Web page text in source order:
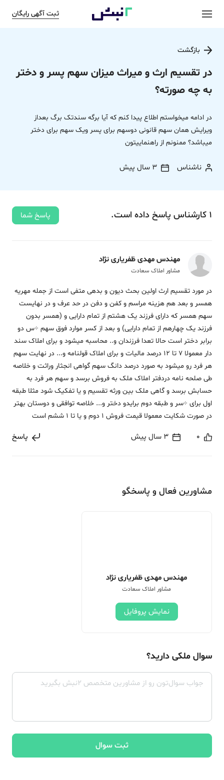
ثبت آگهی رایگان
بازگشت
در تقسیم ارث و میراث میزان سهم پسر و دختر
به چه صورته؟
در ادامه میخواستم اطلاع پیدا کنم که آیا برگه سندتک برگ بعداز
ویرایش همان سهم قانونی دوسهم برای پسر ویک سهم برای دختر
میباشد؟ ممنونم از راهنماییتون
ناشناس 3 سال پیش
1 کارشناس پاسخ داده‌ است. پاسخ شما
مهندس مهدی ظفریاری نژاد
مشاور املاک سعادت
در مورد تقسیم ارث اولین بحث دیون و بدهی متفی است از جمله مهریه
همسر و بعد هم هزینه مراسم و کفن و دفن در حد عرف و در نهایست
سهم همسر که دارای فرزند یک هشتم از تمام دارایی و (همسر بدون
فرزند یک چهارهم از تمام دارایی) و بعد از کسر موارد فوق سهم ÷س دو
برابر دختر است حالا تعدا فرزندان و.. محاسبه میشود و برای املاک سند
دار معمولا 7 تا 12 درصد مالیات و برای املاک قولنامه و... در نهایت سهم
هر فرد رو میشود به صورد درصد دانگ سهم گواهی انجثار وراثت و خلاصه
طی صلحه نامه دردفتر املاک ملک به فروش برسد و سهم هر فرد به
حسابش برسد و گاهی ملک بین ورثه تقسیم و یا تفکیک شود مثلا طبقه
اول برای ÷سر و طبقه دوم برایدو دختر و... خلاصه توافقی و دوستان بهتر
در صورت شکایت معمولا قیمت فروش 1 دوم و یا تا 1 ششم است
0 3 سال پیش پاسخ
مشاورین فعال و پاسخگو
مهندس مهدی ظفریاری نژاد
مشاور املاک سعادت
نمایش پروفایل
سوال ملکی دارید؟
ثبت سوال